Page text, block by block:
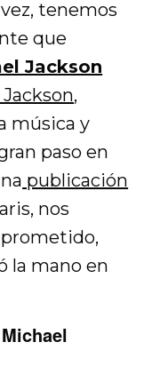
tenemos
que
Jackson
Jackson,
música y
paso en
publicación
nos
la mano en